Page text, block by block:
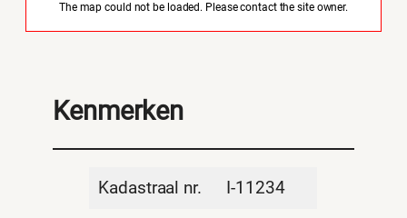
The map could not be loaded. Please contact the site owner.
Kenmerken
Kadastraal nr. I-11234